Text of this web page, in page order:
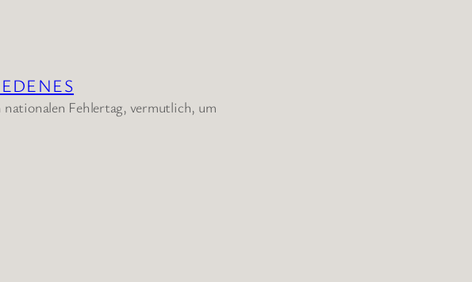
Fehlertag, vermutlich, um